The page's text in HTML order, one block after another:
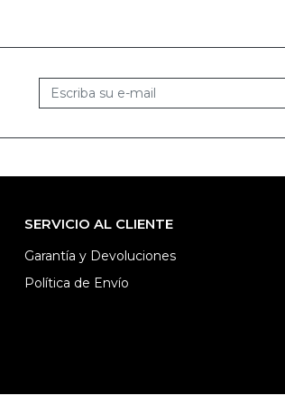
SERVICIO AL CLIENTE
Garantía y Devoluciones
Política de Envío